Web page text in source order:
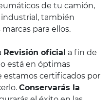
de tu camión,
también
para ellos.
Revisión oficial a fin de
está en óptimas
estamos certificados por
Conservarás la